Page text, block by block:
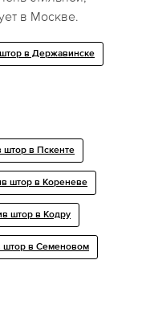
в Москве.
в Державинске
в Пскенте
штор в Кореневе
штор в Кодру
в Семеновом